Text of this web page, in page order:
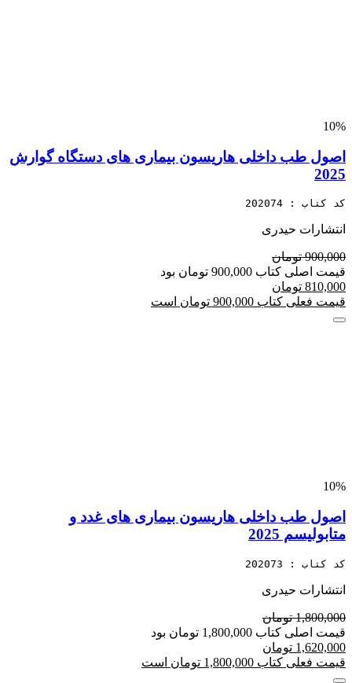
10%
اصول طب داخلی هاریسون بیماری های دستگاه گوارش
2025
کد کتاب : 202074
انتشارات حیدری
900,000 تومان
قیمت اصلی کتاب 900,000 تومان بود
810,000 تومان
قیمت فعلی کتاب 900,000 تومان است
10%
اصول طب داخلی هاریسون بیماری های غدد و
متابولیسم 2025
کد کتاب : 202073
انتشارات حیدری
1,800,000 تومان
قیمت اصلی کتاب 1,800,000 تومان بود
1,620,000 تومان
قیمت فعلی کتاب 1,800,000 تومان است